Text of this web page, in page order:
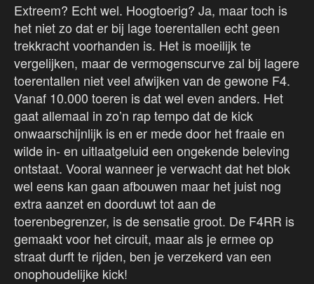
Extreem? Echt wel. Hoogtoerig? Ja, maar toch is
het niet zo dat er bij lage toerentallen echt geen
trekkracht voorhanden is. Het is moeilijk te
vergelijken, maar de vermogenscurve zal bij lagere
toerentallen niet veel afwijken van de gewone F4.
Vanaf 10.000 toeren is dat wel even anders. Het
gaat allemaal in zo’n rap tempo dat de kick
onwaarschijnlijk is en er mede door het fraaie en
wilde in- en uitlaatgeluid een ongekende beleving
ontstaat. Vooral wanneer je verwacht dat het blok
wel eens kan gaan afbouwen maar het juist nog
extra aanzet en doorduwt tot aan de
toerenbegrenzer, is de sensatie groot. De F4RR is
gemaakt voor het circuit, maar als je ermee op
straat durft te rijden, ben je verzekerd van een
onophoudelijke kick!